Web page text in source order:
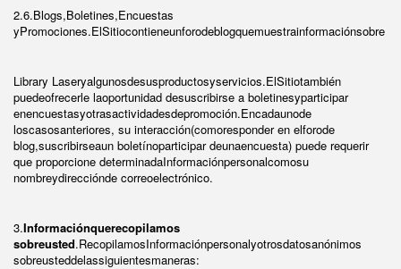
2.6.Blogs,Boletines,Encuestas
yPromociones.ElSitiocontieneunforodeblogquemuestrainformaciónsobre
Library Laseryalgunosdesusproductosyservicios.ElSitiotambién
puedeofrecerle laoportunidad desuscribirse a boletinesyparticipar
enencuestasyotrasactividadesdepromoción.Encadaunode
loscasosanteriores, su interacción(comoresponder en elforode
blog,suscribirseaun boletínoparticipar deunaencuesta) puede requerir
que proporcione determinadaInformaciónpersonalcomosu
nombreydirecciónde correoelectrónico.
3.Informaciónquerecopilamos
sobreusted.RecopilamosInformaciónpersonalyotrosdatosanónimos
sobreusteddelassiguientesmaneras: